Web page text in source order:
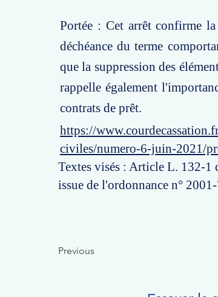
Portée : Cet arrêt confirme
déchéance du terme
que la suppression des
rappelle également
contrats de prêt.
https://
civiles/numero-6-juin-2021/
Textes visés : Article L. 132-1
issue de l'ordonnance n°
Previous